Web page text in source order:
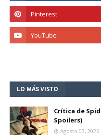
LO MÁS VISTO
Crítica de
Spoilers)
Agosto 03, 2026